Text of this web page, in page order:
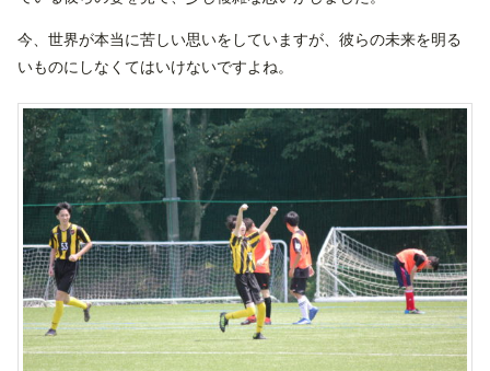
今、世界が本当に苦しい思いをしていますが、彼らの未来を明る
いものにしなくてはいけないですよね。